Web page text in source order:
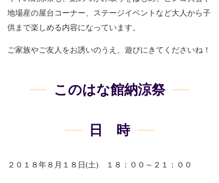
地場産の屋台コーナー、ステージイベントなど大人から子
供まで楽しめる内容になっています。
ご家族やご友人をお誘いのうえ、遊びにきてくださいね！
このはな館納涼祭
日 時
２０１８年８月１８日(土) １８：００～２１：００